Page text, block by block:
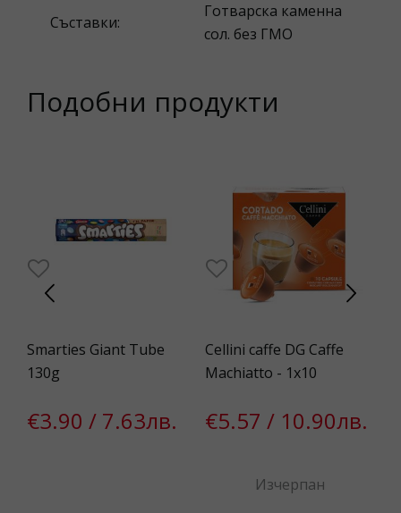
Съставки:
Готварска каменна
сол. без ГМО
Подобни продукти
Smarties Giant Tube
130g
€3.90 / 7.63лв.
Cellini caffe DG Caffe
Machiatto - 1x10
€5.57 / 10.90лв.
Изчерпан